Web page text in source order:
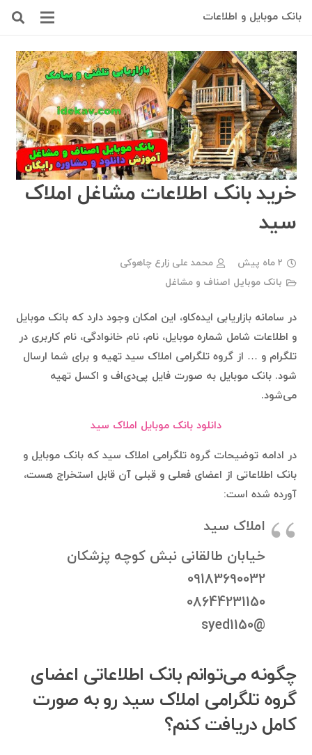
بانک موبایل و اطلاعات
خرید بانک اطلاعات مشاغل املاک
سید
2 ماه پیش
محمد علی زارع چاهوکی
بانک موبایل اصناف و مشاغل
در سامانه بازاریابی ایده‌کاو، این امکان وجود دارد که بانک موبایل
و اطلاعات شامل شماره موبایل، نام، نام خانوادگی، نام کاربری در
تلگرام و … از گروه تلگرامی املاک سید تهیه و برای شما ارسال
شود. بانک موبایل به صورت فایل پی‌دی‌اف و اکسل تهیه
می‌شود.
دانلود بانک موبایل املاک سید
در ادامه توضیحات گروه تلگرامی املاک سید که بانک موبایل و
بانک اطلاعاتی از اعضای فعلی و قبلی آن قابل استخراج هست،
آورده شده است:
املاک سید
خیابان طالقانی نبش کوچه پزشکان
09183690032
08644231150
@syed1150
چگونه می‌توانم بانک اطلاعاتی اعضای
گروه تلگرامی املاک سید رو به صورت
کامل دریافت کنم؟